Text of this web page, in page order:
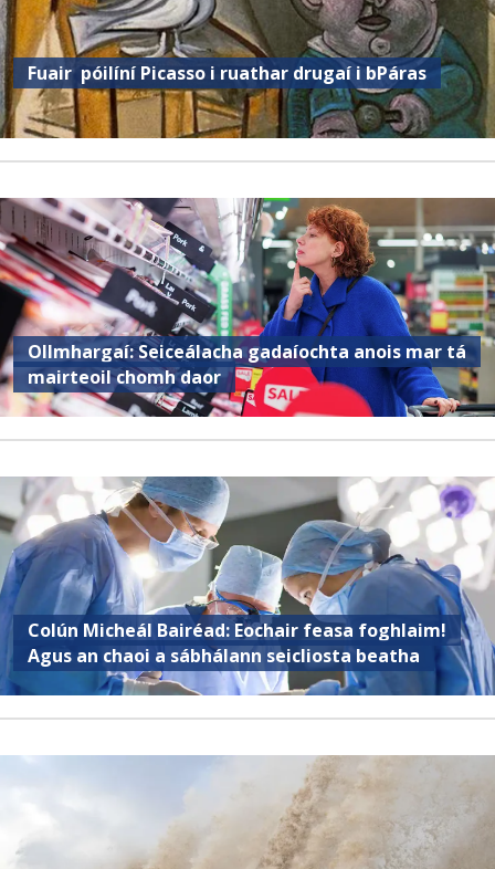
Fuair ​​ póilíní Picasso i ruathar drugaí i bPáras
Ollmhargaí: Seiceálacha gadaíochta anois mar tá
mairteoil chomh daor
Colún Micheál Bairéad: Eochair feasa foghlaim!
Agus an chaoi a sábhálann seicliosta beatha